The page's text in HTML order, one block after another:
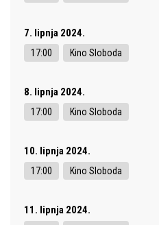
7. lipnja 2024.
17:00 Kino Sloboda
8. lipnja 2024.
17:00 Kino Sloboda
10. lipnja 2024.
17:00 Kino Sloboda
11. lipnja 2024.